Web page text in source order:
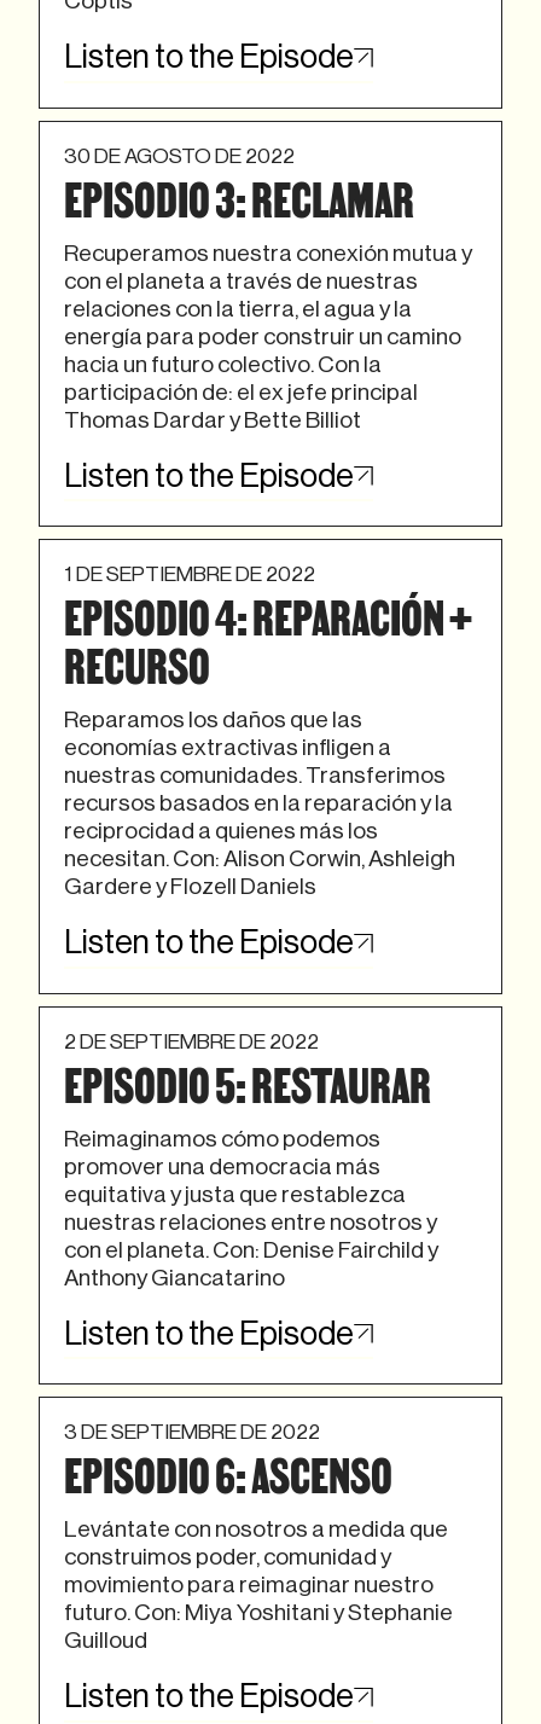
Listen to the Episode
30 DE AGOSTO DE 2022
EPISODIO 3: RECLAMAR
Recuperamos nuestra conexión mutua y
con el planeta a través de nuestras
relaciones con la tierra, el agua y la
energía para poder construir un camino
hacia un futuro colectivo. Con la
participación de: el ex jefe principal
Thomas Dardar y Bette Billiot
Listen to the Episode
1 DE SEPTIEMBRE DE 2022
EPISODIO 4: REPARACIÓN +
RECURSO
Reparamos los daños que las
economías extractivas infligen a
nuestras comunidades. Transferimos
recursos basados en la reparación y la
reciprocidad a quienes más los
necesitan. Con: Alison Corwin, Ashleigh
Gardere y Flozell Daniels
Listen to the Episode
2 DE SEPTIEMBRE DE 2022
EPISODIO 5: RESTAURAR
Reimaginamos cómo podemos
promover una democracia más
equitativa y justa que restablezca
nuestras relaciones entre nosotros y
con el planeta. Con: Denise Fairchild y
Anthony Giancatarino
Listen to the Episode
3 DE SEPTIEMBRE DE 2022
EPISODIO 6: ASCENSO
Levántate con nosotros a medida que
construimos poder, comunidad y
movimiento para reimaginar nuestro
futuro. Con: Miya Yoshitani y Stephanie
Guilloud
Listen to the Episode